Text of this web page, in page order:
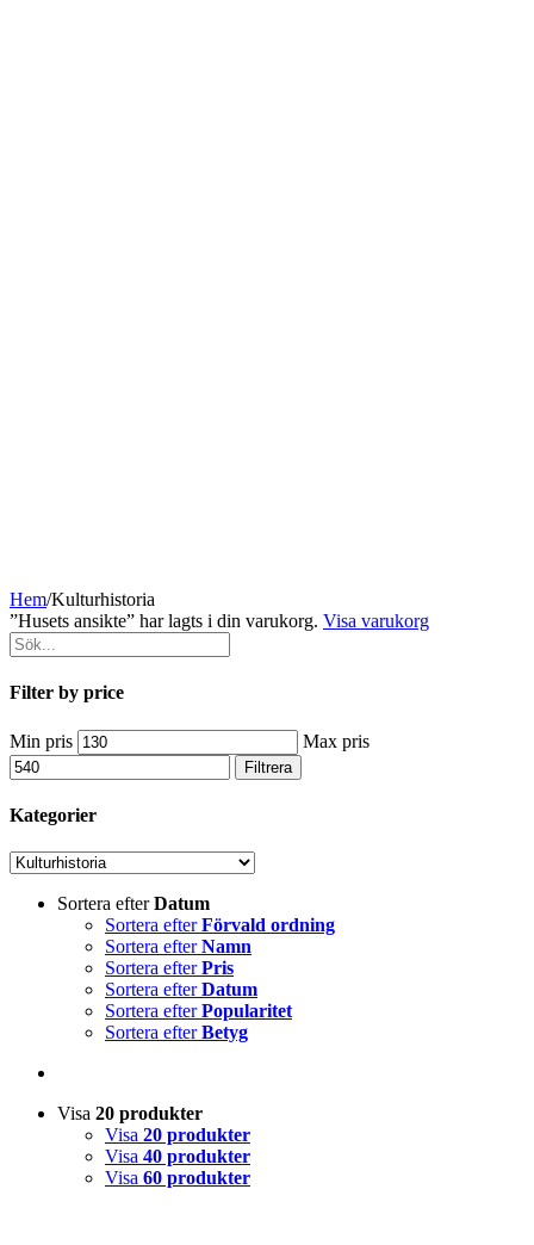
Hem/Kulturhistoria
”Husets ansikte” har lagts i din varukorg. Visa varukorg
Filter by price
Min pris Max pris
Filtrera
Kategorier
Sortera efterDatum
Sortera efterFörvald ordning
Sortera efterNamn
Sortera efterPris
Sortera efterDatum
Sortera efterPopularitet
Sortera efterBetyg
Visa 20 produkter
Visa 20 produkter
Visa 40 produkter
Visa 60 produkter